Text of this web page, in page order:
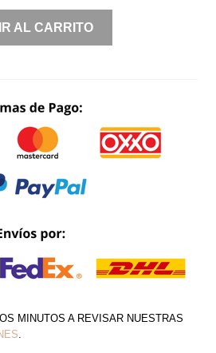
AL CARRITO
MINUTOS A REVISAR NUESTRAS